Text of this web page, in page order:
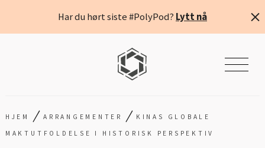
Har du hørt siste #PolyPod? Lytt nå
HJEM /ARRANGEMENTER / KINAS GLOBALE
MAKTUTFOLDELSE I HISTORISK PERSPEKTIV